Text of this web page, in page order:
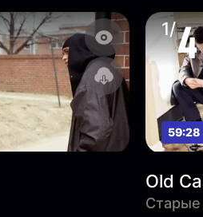
1/4
59:28
Old
Старые